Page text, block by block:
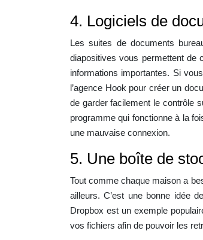
4. Logiciels de
Les suites de documents
diapositives vous permettent de
informations importantes. Si
l’agence Hook pour créer un
de garder facilement le contrôle
programme qui fonctionne à la
une mauvaise connexion.
5. Une boîte de
Tout comme chaque maison a
ailleurs. C’est une bonne idée
Dropbox est un exemple
vos fichiers afin de pouvoir les